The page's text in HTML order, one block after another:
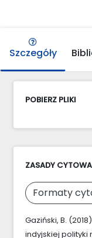
Szczegóły
POBIERZ PLIKI
ZASADY
Formaty
Gaziński, B.
indyjskiej polityki